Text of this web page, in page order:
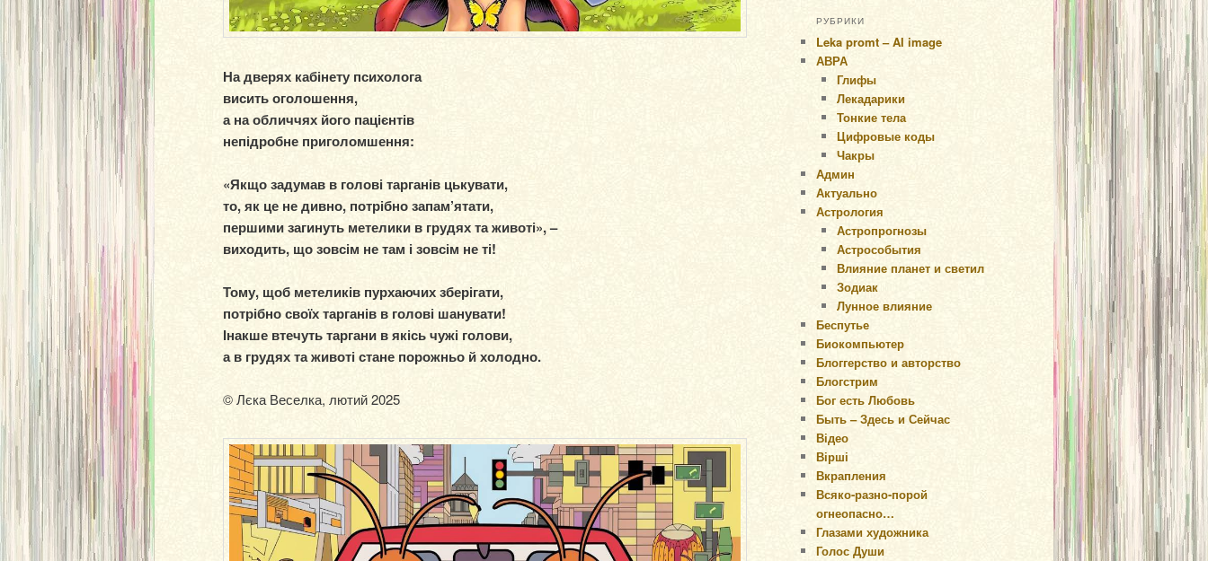
На дверях кабінету психолога
висить оголошення,
а на обличчях його пацієнтів
непідробне приголомшення:
«Якщо задумав в голові тарганів цькувати,
то, як це не дивно, потрібно запам’ятати,
першими загинуть метелики в грудях та животі», –
виходить, що зовсім не там і зовсім не ті!
Тому, щоб метеликів пурхаючих зберігати,
потрібно своїх тарганів в голові шанувати!
Інакше втечуть таргани в якісь чужі голови,
а в грудях та животі стане порожньо й холодно.
© Лєка Веселка, лютий 2025
РУБРИКИ
Leka promt – AI image
АВРА
Глифы
Лекадарики
Тонкие тела
Цифровые коды
Чакры
Админ
Актуально
Астрология
Астропрогнозы
Астрособытия
Влияние планет и светил
Зодиак
Лунное влияние
Беспутье
Биокомпьютер
Блоггерство и авторство
Блогстрим
Бог есть Любовь
Быть – Здесь и Сейчас
Відео
Вірші
Вкрапления
Всяко-разно-порой
огнеопасно…
Глазами художника
Голос Души